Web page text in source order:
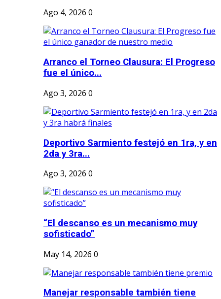
Ago 4, 2026 0
Arranco el Torneo Clausura: El Progreso
fue el único...
Ago 3, 2026 0
Deportivo Sarmiento festejó en 1ra, y en
2da y 3ra...
Ago 3, 2026 0
“El descanso es un mecanismo muy
sofisticado”
May 14, 2026 0
Manejar responsable también tiene